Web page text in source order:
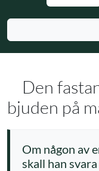
Den
bjuden på
Om någon av
skall han